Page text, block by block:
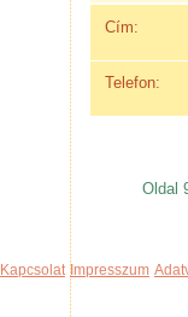
Cím:
Telefon:
Oldal
Kapcsolat Impresszum